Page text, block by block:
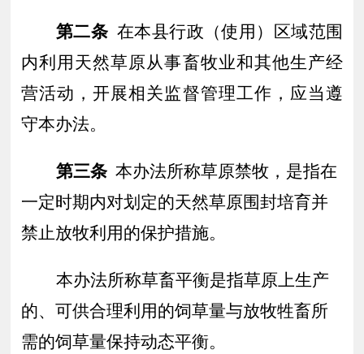
第二条 在本县行政（使用）区域范围
内利用天然草原从事畜牧业和其他生产经
营活动，开展相关监督管理工作，应当遵
守本办法。
第三条 本办法所称草原禁牧，是指在
一定时期内对划定的天然草原围封培育并
禁止放牧利用的保护措施。
本办法所称草畜平衡是指草原上生产
的、可供合理利用的饲草量与放牧牲畜所
需的饲草量保持动态平衡。